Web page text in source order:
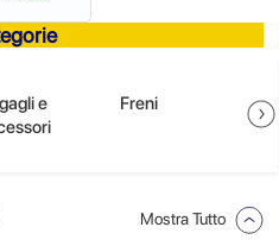
e
Freni
Mostra Tutto